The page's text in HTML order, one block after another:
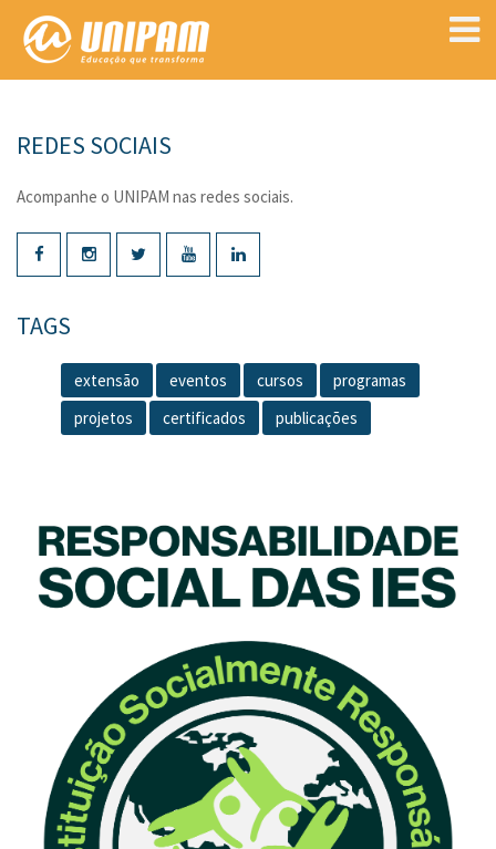
REDES SOCIAIS
Acompanhe o UNIPAM nas redes sociais.
TAGS
extensão eventos cursos
programas
projetos
certificados publicações